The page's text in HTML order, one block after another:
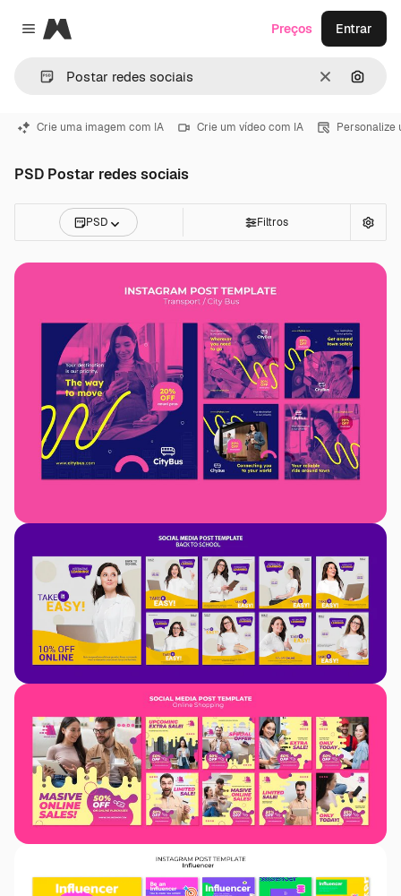
Close menu
Magnific
Limpar
Preços Entrar
Crie uma imagem com IA Crie um vídeo com IA Personalize
PSD Postar redes sociais
PSD Filtros